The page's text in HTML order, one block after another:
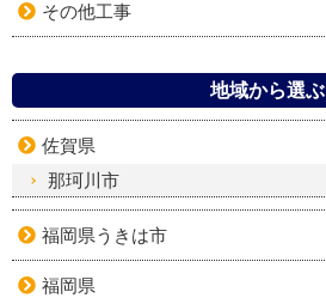
その他工事
地域から選ぶ
佐賀県
那珂川市
福岡県うきは市
福岡県